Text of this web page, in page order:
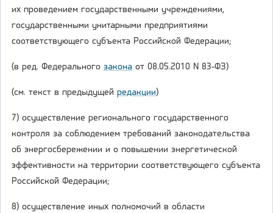
их проведением государственными учреждениями,
государственными унитарными предприятиями
соответствующего субъекта Российской Федерации;
(в ред. Федерального закона от 08.05.2010 N 83-ФЗ)
(см. текст в предыдущей редакции)
7) осуществление регионального государственного
контроля за соблюдением требований законодательства
об энергосбережении и о повышении энергетической
эффективности на территории соответствующего субъекта
Российской Федерации;
8) осуществление иных полномочий в области